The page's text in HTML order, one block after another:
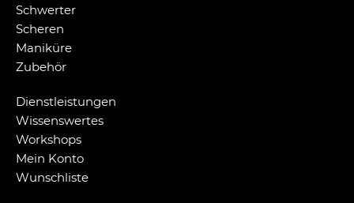
Schwerter
Scheren
Maniküre
Zubehör
Dienstleistungen
Wissenswertes
Workshops
Mein Konto
Wunschliste